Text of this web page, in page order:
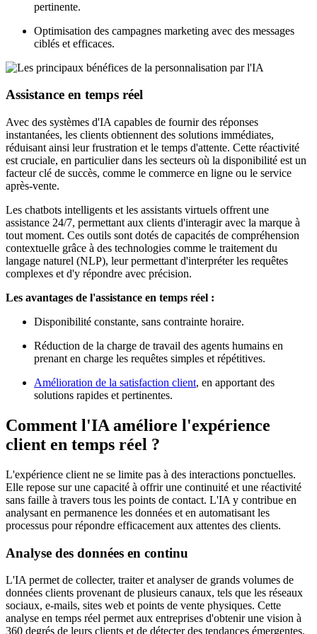
pertinente.
Optimisation des campagnes marketing avec des messages
ciblés et efficaces.
Assistance en temps réel
Avec des systèmes d'IA capables de fournir des réponses
instantanées, les clients obtiennent des solutions immédiates,
réduisant ainsi leur frustration et le temps d'attente. Cette réactivité
est cruciale, en particulier dans les secteurs où la disponibilité est un
facteur clé de succès, comme le commerce en ligne ou le service
après-vente.
Les chatbots intelligents et les assistants virtuels offrent une
assistance 24/7, permettant aux clients d'interagir avec la marque à
tout moment. Ces outils sont dotés de capacités de compréhension
contextuelle grâce à des technologies comme le traitement du
langage naturel (NLP), leur permettant d'interpréter les requêtes
complexes et d'y répondre avec précision.
Les avantages de l'assistance en temps réel :
Disponibilité constante, sans contrainte horaire.
Réduction de la charge de travail des agents humains en
prenant en charge les requêtes simples et répétitives.
Amélioration de la satisfaction client, en apportant des
solutions rapides et pertinentes.
Comment l'IA améliore l'expérience
client en temps réel ?
L'expérience client ne se limite pas à des interactions ponctuelles.
Elle repose sur une capacité à offrir une continuité et une réactivité
sans faille à travers tous les points de contact. L'IA y contribue en
analysant en permanence les données et en automatisant les
processus pour répondre efficacement aux attentes des clients.
Analyse des données en continu
L'IA permet de collecter, traiter et analyser de grands volumes de
données clients provenant de plusieurs canaux, tels que les réseaux
sociaux, e-mails, sites web et points de vente physiques. Cette
analyse en temps réel permet aux entreprises d'obtenir une vision à
360 degrés de leurs clients et de détecter des tendances émergentes.